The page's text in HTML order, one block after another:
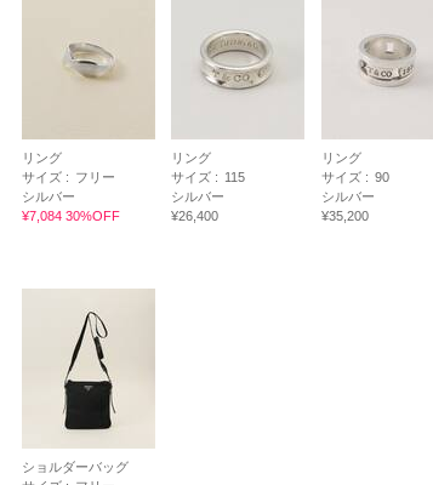
リング
サイズ : フリー
シルバー
¥7,084 30%OFF
リング
サイズ : 115
シルバー
¥26,400
リング
サイズ : 90
シルバー
¥35,200
ショルダーバッグ